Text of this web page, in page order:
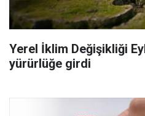
Yerel İklim Değişikliği
yürürlüğe girdi